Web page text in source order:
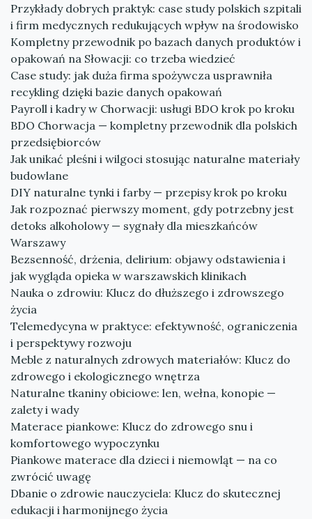
Przykłady dobrych praktyk: case study polskich szpitali
i firm medycznych redukujących wpływ na środowisko
Kompletny przewodnik po bazach danych produktów i
opakowań na Słowacji: co trzeba wiedzieć
Case study: jak duża firma spożywcza usprawniła
recykling dzięki bazie danych opakowań
Payroll i kadry w Chorwacji: usługi BDO krok po kroku
BDO Chorwacja — kompletny przewodnik dla polskich
przedsiębiorców
Jak unikać pleśni i wilgoci stosując naturalne materiały
budowlane
DIY naturalne tynki i farby — przepisy krok po kroku
Jak rozpoznać pierwszy moment, gdy potrzebny jest
detoks alkoholowy — sygnały dla mieszkańców
Warszawy
Bezsenność, drżenia, delirium: objawy odstawienia i
jak wygląda opieka w warszawskich klinikach
Nauka o zdrowiu: Klucz do dłuższego i zdrowszego
życia
Telemedycyna w praktyce: efektywność, ograniczenia
i perspektywy rozwoju
Meble z naturalnych zdrowych materiałów: Klucz do
zdrowego i ekologicznego wnętrza
Naturalne tkaniny obiciowe: len, wełna, konopie —
zalety i wady
Materace piankowe: Klucz do zdrowego snu i
komfortowego wypoczynku
Piankowe materace dla dzieci i niemowląt — na co
zwrócić uwagę
Dbanie o zdrowie nauczyciela: Klucz do skutecznej
edukacji i harmonijnego życia